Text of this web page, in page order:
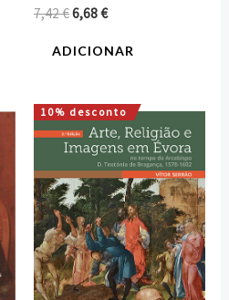
7,42€6,68€
ADICIONAR
10% desconto
O
preço
original
era:
22,00 €.
O
preço
atual
é:
19,80 €.